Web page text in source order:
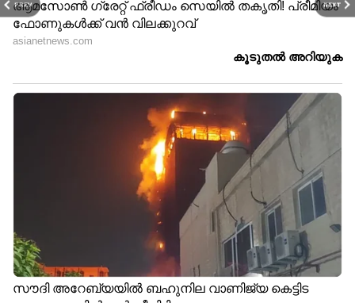
PREV NEXT